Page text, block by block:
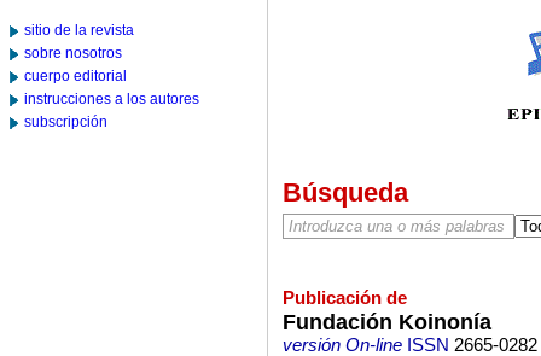
sitio de la revista
sobre nosotros
cuerpo editorial
instrucciones a los autores
subscripción
Búsqueda
Publicación de
Fundación Koinonía
versión On-lineISSN 2665-0282